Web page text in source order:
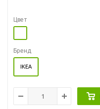
Цвет
Бренд
IKEA